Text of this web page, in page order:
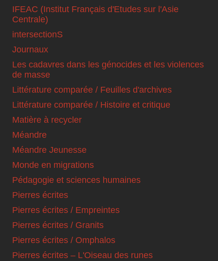
IFEAC (Institut Français d'Etudes sur l'Asie
Centrale)
intersectionS
Journaux
Les cadavres dans les génocides et les violences
de masse
Littérature comparée / Feuilles d'archives
Littérature comparée / Histoire et critique
Matière à recycler
Méandre
Méandre Jeunesse
Monde en migrations
Pédagogie et sciences humaines
Pierres écrites
Pierres écrites / Empreintes
Pierres écrites / Granits
Pierres écrites / Omphalos
Pierres écrites – L'Oiseau des runes